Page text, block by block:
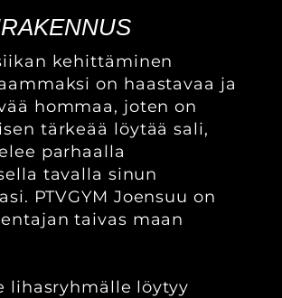
kehittäminen
on haastavaa ja
hommaa, joten on
tärkeää löytää sali,
parhaalla
tavalla sinun
PTVGYM Joensuu on
taivas maan
lihasryhmälle löytyy